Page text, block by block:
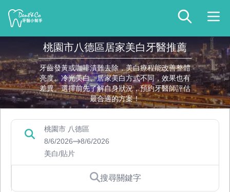
桃園市八德區居家美白牙醫推薦
牙齒發黃或咖啡漬難去除，美白療程能改善整體
亮度。冷光美白、居家美白方式不同，效果也有
差異。選擇前先了解自身狀況，預約牙醫師評估
最合適的方案！
桃園市 八德區
8/6/2026
8/6/2026
美白/貼片
搜尋關鍵字